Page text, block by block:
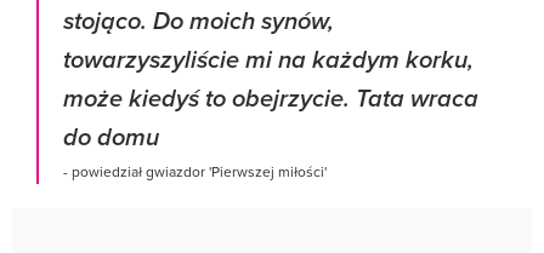
stojąco. Do moich synów,
towarzyszyliście mi na każdym korku,
może kiedyś to obejrzycie. Tata wraca
do domu
- powiedział gwiazdor 'Pierwszej miłości'